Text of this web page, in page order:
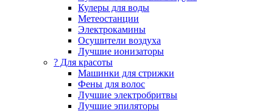
Кулеры для воды
Метеостанции
Электрокамины
Осушители воздуха
Лучшие ионизаторы
? Для красоты
Машинки для стрижки
Фены для волос
Лучшие электробритвы
Лучшие эпиляторы